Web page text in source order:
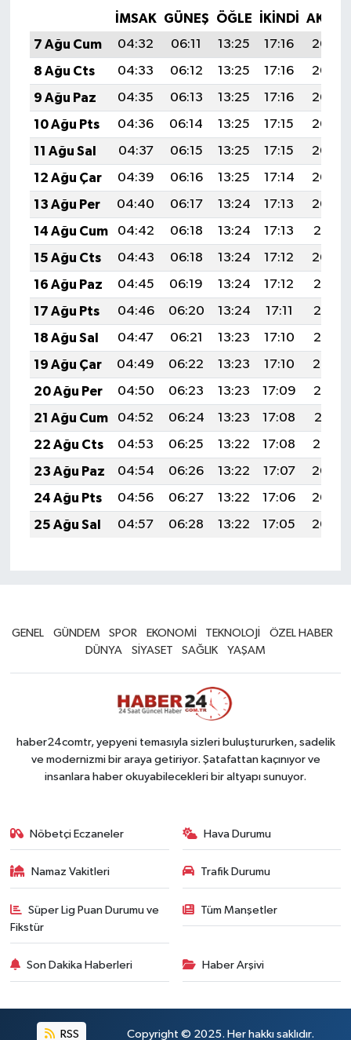
İMSAK GÜNEŞ ÖĞLE İKINDI
7 Ağu Cum
04:32 06:11 13:25 17:16
20:30
8 Ağu Cts
04:33 06:12 13:25 17:16
20:29
9 Ağu Paz
04:35 06:13 13:25 17:16
20:27
10 Ağu Pts
04:36 06:14 13:25 17:15
20:26
11 Ağu Sal
04:37 06:15 13:25 17:15
20:25
12 Ağu Çar
04:39 06:16 13:25 17:14
20:24
13 Ağu Per
04:40 06:17 13:24 17:13
20:22
14 Ağu Cum
04:42 06:18 13:24 17:13
20:21
15 Ağu Cts
04:43 06:18 13:24 17:12
20:20
16 Ağu Paz
04:45 06:19 13:24 17:12
20:18
17 Ağu Pts
04:46 06:20 13:24 17:11
20:17
18 Ağu Sal
04:47 06:21 13:23 17:10
20:15
19 Ağu Çar
04:49 06:22 13:23 17:10
20:14
20 Ağu Per
04:50 06:23 13:23 17:09
20:13
21 Ağu Cum
04:52 06:24 13:23 17:08
20:11
22 Ağu Cts
04:53 06:25 13:22 17:08
20:10
23 Ağu Paz
04:54 06:26 13:22 17:07
20:08
24 Ağu Pts
04:56 06:27 13:22 17:06
20:07
25 Ağu Sal
04:57 06:28 13:22 17:05 20:05
GENEL GÜNDEM SPOR EKONOMİ TEKNOLOJİ
ÖZEL HABER
DÜNYA
SİYASET SAĞLIK YAŞAM
haber24comtr, yepyeni temasıyla sizleri buluştururken, sadelik
ve modernizmi bir araya getiriyor. Şatafattan kaçınıyor ve
insanlara haber okuyabilecekleri bir altyapı sunuyor.
Nöbetçi Eczaneler Hava Durumu
Namaz Vakitleri Trafik Durumu
Süper Lig Puan Durumu ve
Fikstür
Tüm Manşetler
Son Dakika Haberleri Haber Arşivi
RSS Copyright © 2025. Her hakkı saklıdır.